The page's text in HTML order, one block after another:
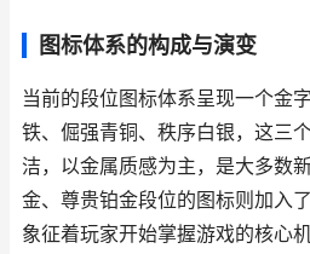
图标体系的构成与演变
当前的段位图标体系呈现一个金
铁、倔强青铜、秩序白银，这三
洁，以金属质感为主，是大多数
金、尊贵铂金段位的图标则加入
象征着玩家开始掌握游戏的核心机